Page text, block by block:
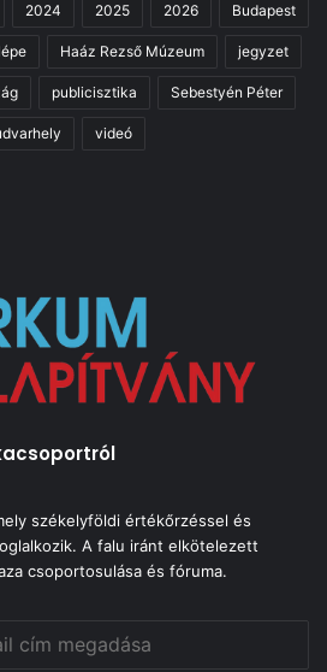
2024 2025 2026 Budapest
Haáz Rezső Múzeum jegyzet
publicisztika Sebestyén Péter
videó
székelyföldi értékőrzéssel és
A falu iránt elkötelezett
csoportosulása és fóruma.